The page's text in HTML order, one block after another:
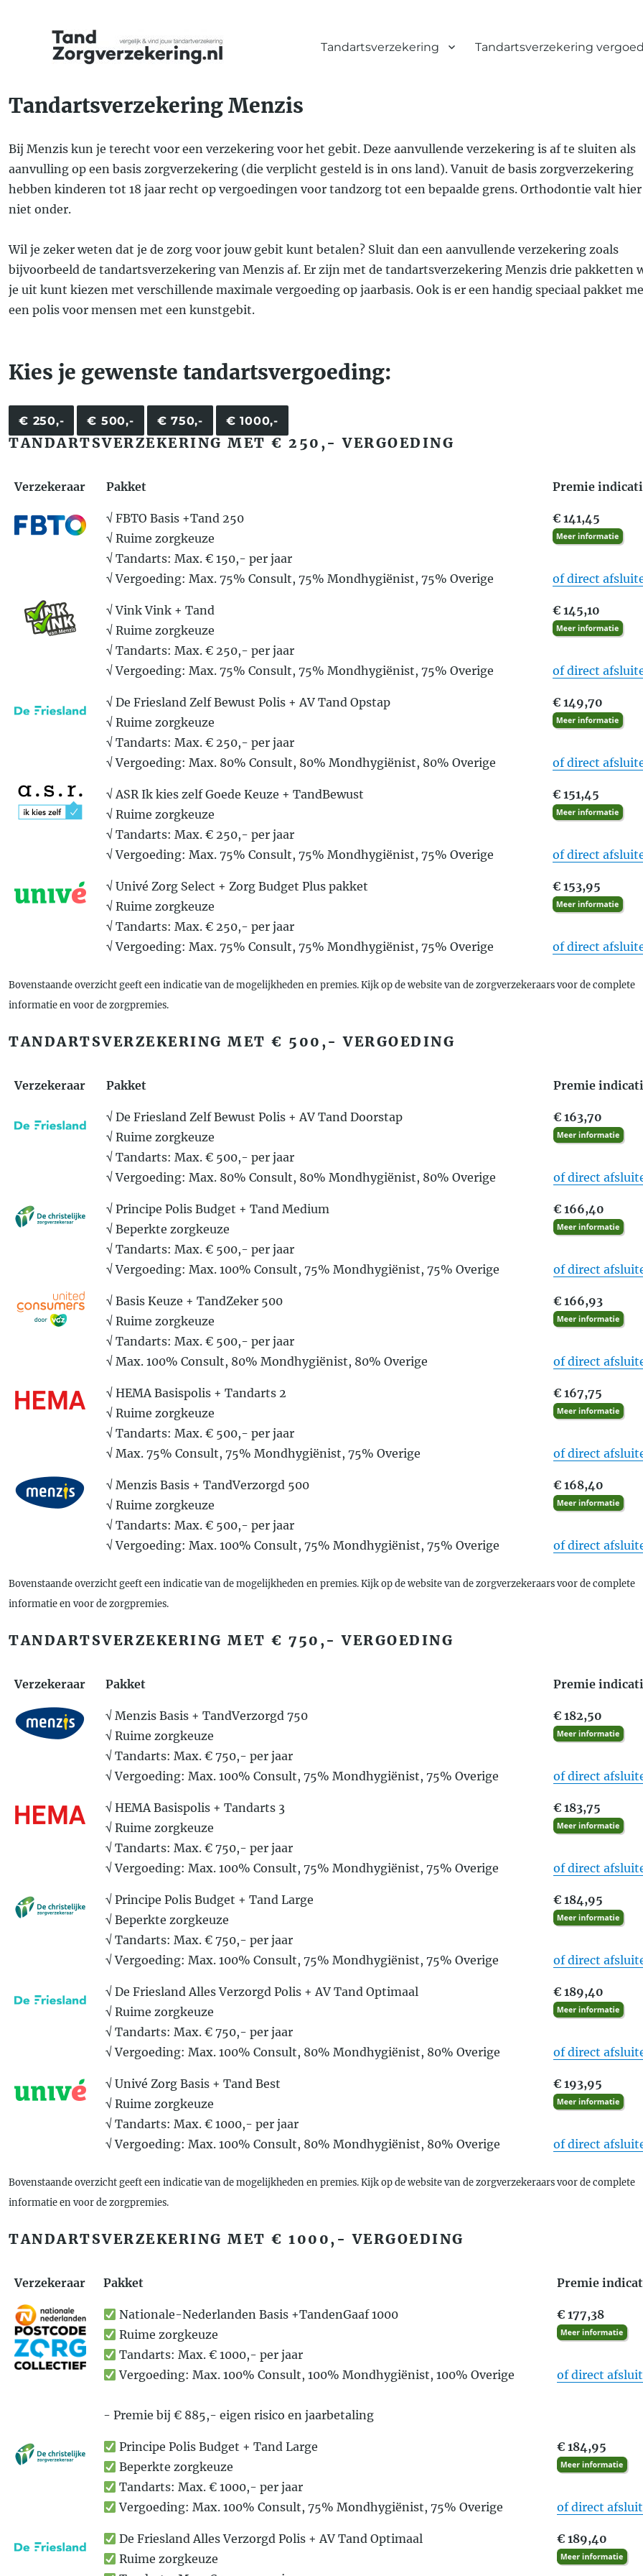
Tandartsverzekering Tandartsverzekering
Tandartsverzekering Menzis
Bij Menzis kun je terecht voor een verzekering voor het gebit. Deze aanvullende verzekering is af te sluiten als
aanvulling op een basis zorgverzekering (die verplicht gesteld is in ons land). Vanuit de basis zorgverzekering
hebben kinderen tot 18 jaar recht op vergoedingen voor tandzorg tot een bepaalde grens. Orthodontie valt
niet onder.
Wil je zeker weten dat je de zorg voor jouw gebit kunt betalen? Sluit dan een aanvullende verzekering zoals
bijvoorbeeld de tandartsverzekering van Menzis af. Er zijn met de tandartsverzekering Menzis drie pakketten
je uit kunt kiezen met verschillende maximale vergoeding op jaarbasis. Ook is er een handig speciaal pakket
een polis voor mensen met een kunstgebit.
Kies je gewenste tandartsvergoeding:
€ 250,- € 500,- € 750,- € 1000,-
TANDARTSVERZEKERING MET € 250,- VERGOEDING
Verzekeraar Pakket Premie
√ FBTO Basis +Tand 250
√ Ruime zorgkeuze
√ Tandarts: Max. € 150,- per jaar
√ Vergoeding: Max. 75% Consult, 75% Mondhygiënist, 75% Overige
€ 141,45
of direct
√ Vink Vink + Tand
√ Ruime zorgkeuze
√ Tandarts: Max. € 250,- per jaar
√ Vergoeding: Max. 75% Consult, 75% Mondhygiënist, 75% Overige
€ 145,10
of direct
√ De Friesland Zelf Bewust Polis + AV Tand Opstap
√ Ruime zorgkeuze
√ Tandarts: Max. € 250,- per jaar
√ Vergoeding: Max. 80% Consult, 80% Mondhygiënist, 80% Overige
€ 149,70
of direct
√ ASR Ik kies zelf Goede Keuze + TandBewust
√ Ruime zorgkeuze
√ Tandarts: Max. € 250,- per jaar
√ Vergoeding: Max. 75% Consult, 75% Mondhygiënist, 75% Overige
€ 151,45
of direct
√ Univé Zorg Select + Zorg Budget Plus pakket
√ Ruime zorgkeuze
√ Tandarts: Max. € 250,- per jaar
√ Vergoeding: Max. 75% Consult, 75% Mondhygiënist, 75% Overige
€ 153,95
of direct
Bovenstaande overzicht geeft een indicatie van de mogelijkheden en premies. Kijk op de website van de zorgverzekeraars voor de complete
informatie en voor de zorgpremies.
TANDARTSVERZEKERING MET € 500,- VERGOEDING
Verzekeraar Pakket Premie
√ De Friesland Zelf Bewust Polis + AV Tand Doorstap
√ Ruime zorgkeuze
√ Tandarts: Max. € 500,- per jaar
√ Vergoeding: Max. 80% Consult, 80% Mondhygiënist, 80% Overige
€ 163,70
of direct
√ Principe Polis Budget + Tand Medium
√ Beperkte zorgkeuze
√ Tandarts: Max. € 500,- per jaar
√ Vergoeding: Max. 100% Consult, 75% Mondhygiënist, 75% Overige
€ 166,40
of direct
√ Basis Keuze + TandZeker 500
√ Ruime zorgkeuze
√ Tandarts: Max. € 500,- per jaar
√ Max. 100% Consult, 80% Mondhygiënist, 80% Overige
€ 166,93
of direct
√ HEMA Basispolis + Tandarts 2
√ Ruime zorgkeuze
√ Tandarts: Max. € 500,- per jaar
√ Max. 75% Consult, 75% Mondhygiënist, 75% Overige
€ 167,75
of direct
√ Menzis Basis + TandVerzorgd 500
√ Ruime zorgkeuze
√ Tandarts: Max. € 500,- per jaar
√ Vergoeding: Max. 100% Consult, 75% Mondhygiënist, 75% Overige
€ 168,40
of direct
Bovenstaande overzicht geeft een indicatie van de mogelijkheden en premies. Kijk op de website van de zorgverzekeraars voor de complete
informatie en voor de zorgpremies.
TANDARTSVERZEKERING MET € 750,- VERGOEDING
Verzekeraar Pakket Premie
√ Menzis Basis + TandVerzorgd 750
√ Ruime zorgkeuze
√ Tandarts: Max. € 750,- per jaar
√ Vergoeding: Max. 100% Consult, 75% Mondhygiënist, 75% Overige
€ 182,50
of direct
√ HEMA Basispolis + Tandarts 3
√ Ruime zorgkeuze
√ Tandarts: Max. € 750,- per jaar
√ Vergoeding: Max. 100% Consult, 75% Mondhygiënist, 75% Overige
€ 183,75
of direct
√ Principe Polis Budget + Tand Large
√ Beperkte zorgkeuze
√ Tandarts: Max. € 750,- per jaar
√ Vergoeding: Max. 100% Consult, 75% Mondhygiënist, 75% Overige
€ 184,95
of direct
√ De Friesland Alles Verzorgd Polis + AV Tand Optimaal
√ Ruime zorgkeuze
√ Tandarts: Max. € 750,- per jaar
√ Vergoeding: Max. 100% Consult, 80% Mondhygiënist, 80% Overige
€ 189,40
of direct
√ Univé Zorg Basis + Tand Best
√ Ruime zorgkeuze
√ Tandarts: Max. € 1000,- per jaar
√ Vergoeding: Max. 100% Consult, 80% Mondhygiënist, 80% Overige
€ 193,95
of direct
Bovenstaande overzicht geeft een indicatie van de mogelijkheden en premies. Kijk op de website van de zorgverzekeraars voor de complete
informatie en voor de zorgpremies.
TANDARTSVERZEKERING MET € 1000,- VERGOEDING
Verzekeraar Pakket Premie
Nationale-Nederlanden Basis +TandenGaaf 1000
Ruime zorgkeuze
Tandarts: Max. € 1000,- per jaar
Vergoeding: Max. 100% Consult, 100% Mondhygiënist, 100% Overige
- Premie bij € 885,- eigen risico en jaarbetaling
€ 177,38
of direct
Principe Polis Budget + Tand Large
Beperkte zorgkeuze
Tandarts: Max. € 1000,- per jaar
Vergoeding: Max. 100% Consult, 75% Mondhygiënist, 75% Overige
€ 184,95
of direct
De Friesland Alles Verzorgd Polis + AV Tand Optimaal
Ruime zorgkeuze
€ 189,40